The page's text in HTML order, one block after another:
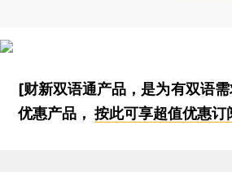
[财新双语通产品，是为有双语
优惠产品，按此可享超值优惠订